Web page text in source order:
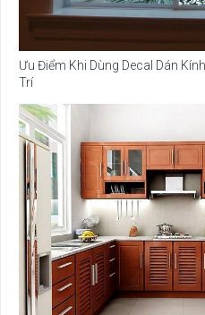
Ưu Điểm Khi Dùng Decal Dán
Trí